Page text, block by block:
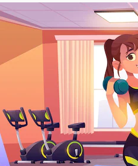
Креативная платформа для
ваших лучших работ.
подписчиков среди
предприятий, агентств и
Pусский